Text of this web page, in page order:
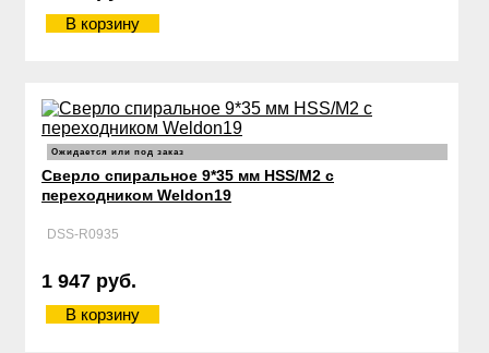
В корзину
Ожидается или под заказ
Сверло спиральное 9*35 мм HSS/М2 с
переходником Weldon19
DSS-R0935
1 947 руб.
В корзину